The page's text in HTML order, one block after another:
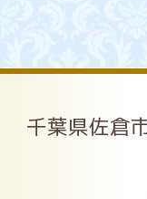
千葉県佐倉